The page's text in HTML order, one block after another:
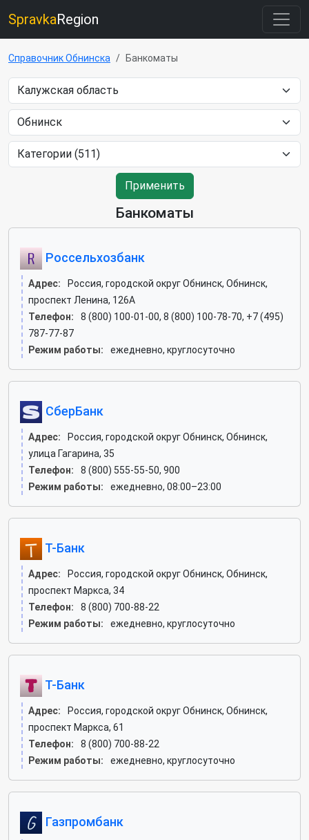
SpravkaRegion
Справочник Обнинска Банкоматы
Применить
Банкоматы
Россельхозбанк
Адрес:
Россия, городской округ Обнинск, Обнинск,
проспект Ленина, 126А
Телефон:
8 (800) 100-01-00, 8 (800) 100-78-70, +7 (495)
787-77-87
Режим работы:
ежедневно, круглосуточно
СберБанк
Адрес:
Россия, городской округ Обнинск, Обнинск,
улица Гагарина, 35
Телефон:
8 (800) 555-55-50, 900
Режим работы:
ежедневно, 08:00–23:00
Т-Банк
Адрес:
Россия, городской округ Обнинск, Обнинск,
проспект Маркса, 34
Телефон:
8 (800) 700-88-22
Режим работы:
ежедневно, круглосуточно
Т-Банк
Адрес:
Россия, городской округ Обнинск, Обнинск,
проспект Маркса, 61
Телефон:
8 (800) 700-88-22
Режим работы:
ежедневно, круглосуточно
Газпромбанк